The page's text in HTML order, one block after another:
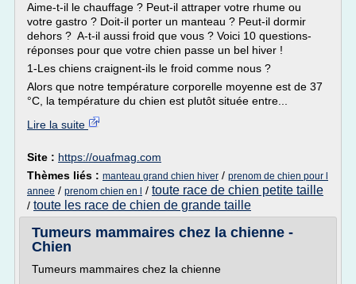
Aime-t-il le chauffage ? Peut-il attraper votre rhume ou
votre gastro ? Doit-il porter un manteau ? Peut-il dormir
dehors ? A-t-il aussi froid que vous ? Voici 10 questions-
réponses pour que votre chien passe un bel hiver !
1-Les chiens craignent-ils le froid comme nous ?
Alors que notre température corporelle moyenne est de 37
°C, la température du chien est plutôt située entre...
Lire la suite
Site : https://ouafmag.com
Thèmes liés : manteau grand chien hiver / prenom de chien pour l
annee / prenom chien en l / toute race de chien petite taille
/ toute les race de chien de grande taille
Tumeurs mammaires chez la chienne -
Chien
Tumeurs mammaires chez la chienne